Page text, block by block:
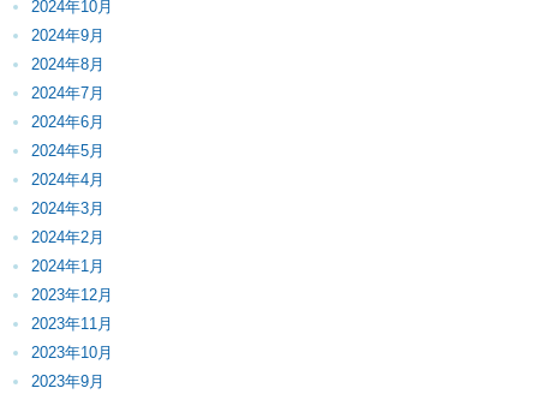
2024年10月
2024年9月
2024年8月
2024年7月
2024年6月
2024年5月
2024年4月
2024年3月
2024年2月
2024年1月
2023年12月
2023年11月
2023年10月
2023年9月